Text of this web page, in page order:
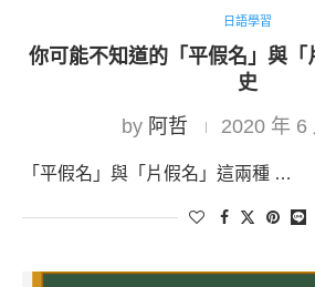
日語學習
你可能不知道的「平假名」與「
史
by 阿哲 2020 年 6
「平假名」與「片假名」這兩種 …